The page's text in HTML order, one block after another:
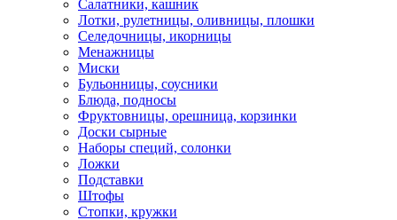
Салатники, кашник
Лотки, рулетницы, оливницы, плошки
Селедочницы, икорницы
Менажницы
Миски
Бульонницы, соусники
Блюда, подносы
Фруктовницы, орешница, корзинки
Доски сырные
Наборы специй, солонки
Ложки
Подставки
Штофы
Стопки, кружки